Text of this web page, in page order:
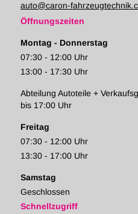
auto@caron-
Öffnungszeiten
Montag - Donnerstag
07:30 - 12:00 Uhr
13:00 - 17:30 Uhr
Abteilung Autoteile +
bis 17:00 Uhr
Freitag
07:30 - 12:00 Uhr
13:30 - 17:00 Uhr
Samstag
Geschlossen
Schnellzugriff